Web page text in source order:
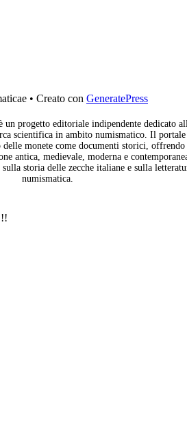
• Creato con GeneratePress
un progetto editoriale indipendente dedicato
scientifica in ambito numismatico. Il portale
monete come documenti storici, offrendo
antica, medievale, moderna e
storia delle zecche italiane e sulla
numismatica.